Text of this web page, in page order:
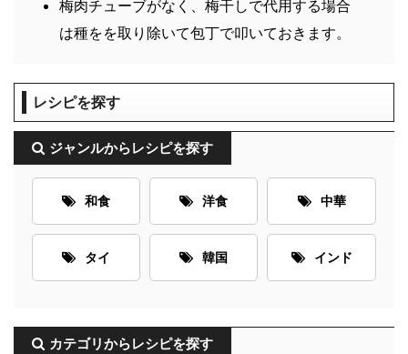
梅肉チューブがなく、梅干しで代用する場合
は種をを取り除いて包丁で叩いておきます。
レシピを探す
ジャンルからレシピを探す
和食 洋食 中華
タイ 韓国 インド
カテゴリからレシピを探す